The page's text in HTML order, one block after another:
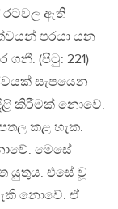
ඇති
පරයා යන
(පිටු: 221)
සැපයෙන
කිරීමක් නොවේ.
කළ හැක.
මෙසේ
යුතුය. එසේ වූ
නොවේ. ඒ